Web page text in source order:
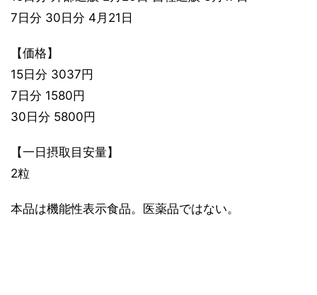
7日分 30日分 4月21日
【価格】
15日分 3037円
7日分 1580円
30日分 5800円
【一日摂取目安量】
2粒
本品は機能性表示食品。医薬品ではない。